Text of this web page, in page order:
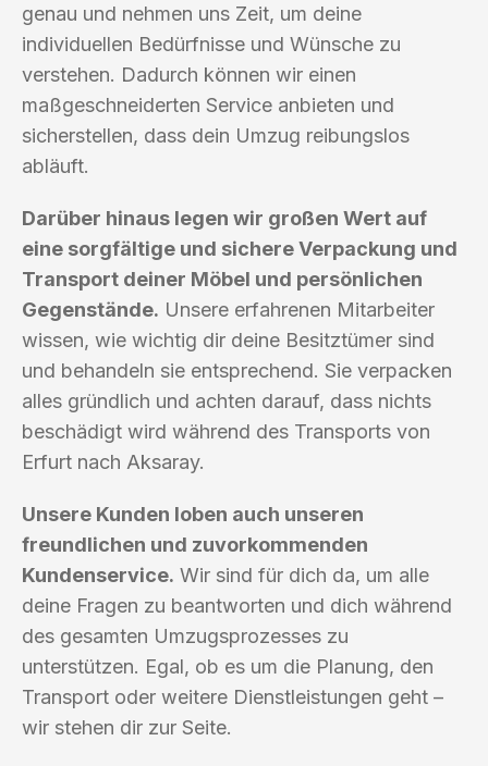
genau und nehmen uns Zeit, um deine
individuellen Bedürfnisse und Wünsche zu
verstehen. Dadurch können wir einen
maßgeschneiderten Service anbieten und
sicherstellen, dass dein Umzug reibungslos
abläuft.
Darüber hinaus legen wir großen Wert auf
eine sorgfältige und sichere Verpackung und
Transport deiner Möbel und persönlichen
Gegenstände. Unsere erfahrenen Mitarbeiter
wissen, wie wichtig dir deine Besitztümer sind
und behandeln sie entsprechend. Sie verpacken
alles gründlich und achten darauf, dass nichts
beschädigt wird während des Transports von
Erfurt nach Aksaray.
Unsere Kunden loben auch unseren
freundlichen und zuvorkommenden
Kundenservice. Wir sind für dich da, um alle
deine Fragen zu beantworten und dich während
des gesamten Umzugsprozesses zu
unterstützen. Egal, ob es um die Planung, den
Transport oder weitere Dienstleistungen geht –
wir stehen dir zur Seite.